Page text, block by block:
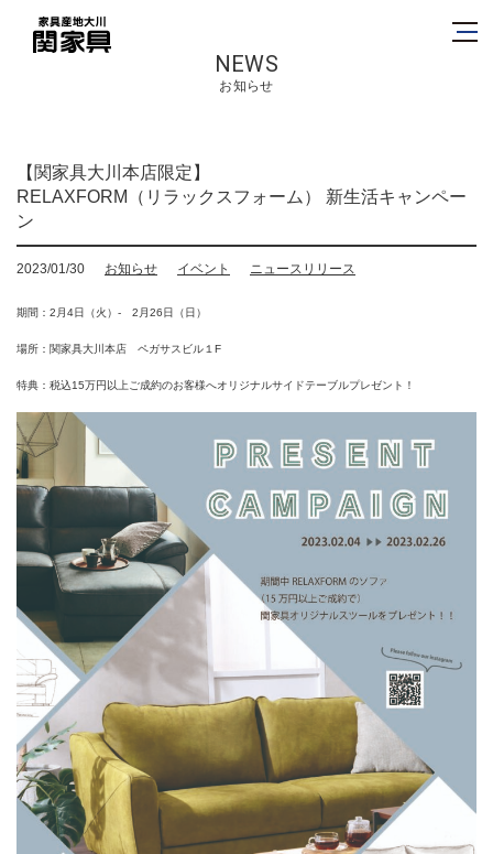
NEWS
お知らせ
【関家具大川本店限定】
RELAXFORM（リラックスフォーム） 新生活キャンペー
ン
2023/01/30 お知らせ イベント ニュースリリース
期間：2月4日（火）- 2月26日（日）
場所：関家具大川本店 ペガサスビル１F
特典：税込15万円以上ご成約のお客様へオリジナルサイドテーブルプレゼント！